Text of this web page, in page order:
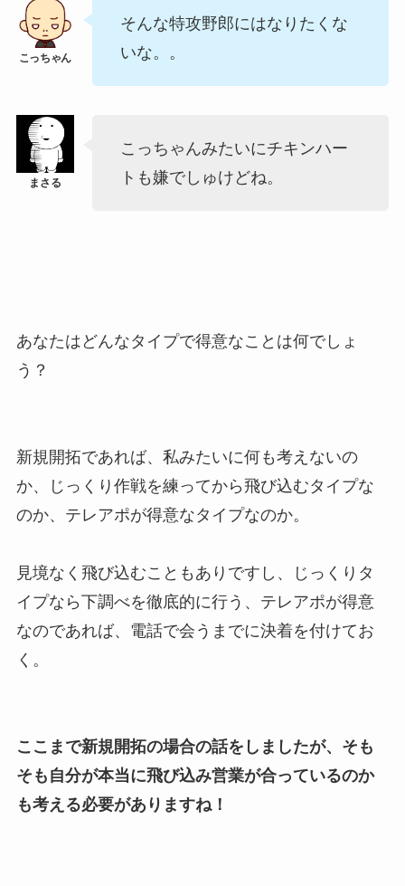
そんな特攻野郎にはなりたくな
いな。。
こっちゃんみたいにチキンハー
トも嫌でしゅけどね。
あなたはどんなタイプで得意なことは何でしょ
う？
新規開拓であれば、私みたいに何も考えないの
か、じっくり作戦を練ってから飛び込むタイプな
のか、テレアポが得意なタイプなのか。
見境なく飛び込むこともありですし、じっくりタ
イプなら下調べを徹底的に行う、テレアポが得意
なのであれば、電話で会うまでに決着を付けてお
く。
ここまで新規開拓の場合の話をしましたが、そも
そも自分が本当に飛び込み営業が合っているのか
も考える必要がありますね！